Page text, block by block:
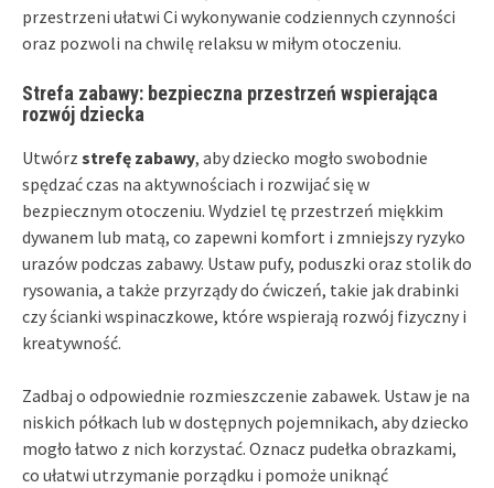
przestrzeni ułatwi Ci wykonywanie codziennych czynności
oraz pozwoli na chwilę relaksu w miłym otoczeniu.
Strefa zabawy: bezpieczna przestrzeń wspierająca
rozwój dziecka
Utwórz strefę zabawy, aby dziecko mogło swobodnie
spędzać czas na aktywnościach i rozwijać się w
bezpiecznym otoczeniu. Wydziel tę przestrzeń miękkim
dywanem lub matą, co zapewni komfort i zmniejszy ryzyko
urazów podczas zabawy. Ustaw pufy, poduszki oraz stolik do
rysowania, a także przyrządy do ćwiczeń, takie jak drabinki
czy ścianki wspinaczkowe, które wspierają rozwój fizyczny i
kreatywność.
Zadbaj o odpowiednie rozmieszczenie zabawek. Ustaw je na
niskich półkach lub w dostępnych pojemnikach, aby dziecko
mogło łatwo z nich korzystać. Oznacz pudełka obrazkami,
co ułatwi utrzymanie porządku i pomoże uniknąć